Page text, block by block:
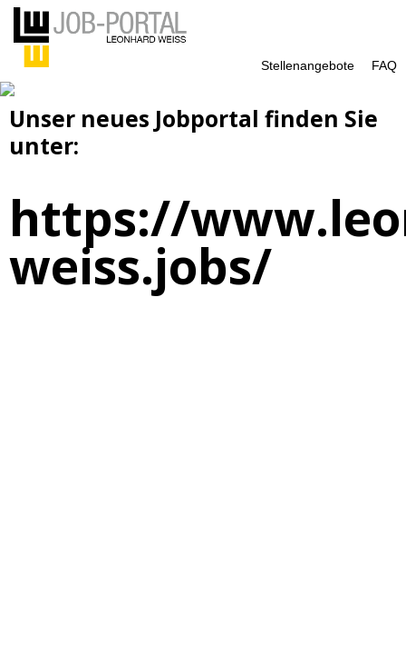
Stellenangebote FAQ
Unser neues Jobportal finden Sie
unter:
https://
weiss.jobs/